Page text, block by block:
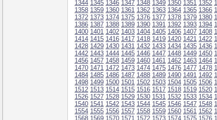
1344 1345 1346 1347 1348 1349 1350 1351 1352
1358 1359 1360 1361 1362 1363 1364 1365 1366
1372 1373 1374 1375 1376 1377 1378 1379 1380
1386 1387 1388 1389 1390 1391 1392 1393 1394
1400 1401 1402 1403 1404 1405 1406 1407 1408
1414 1415 1416 1417 1418 1419 1420 1421 1422
1428 1429 1430 1431 1432 1433 1434 1435 1436
1442 1443 1444 1445 1446 1447 1448 1449 1450
1456 1457 1458 1459 1460 1461 1462 1463 1464
1470 1471 1472 1473 1474 1475 1476 1477 1478
1484 1485 1486 1487 1488 1489 1490 1491 1492
1498 1499 1500 1501 1502 1503 1504 1505 1506
1512 1513 1514 1515 1516 1517 1518 1519 1520
1526 1527 1528 1529 1530 1531 1532 1533 1534
1540 1541 1542 1543 1544 1545 1546 1547 1548
1554 1555 1556 1557 1558 1559 1560 1561 1562
1568 1569 1570 1571 1572 1573 1574 1575 1576